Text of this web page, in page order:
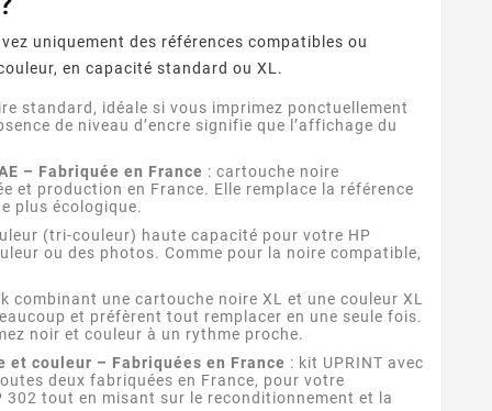
uniquement des références compatibles ou
en capacité standard ou XL.
standard, idéale si vous imprimez ponctuellement
de niveau d’encre signifie que l’affichage du
– Fabriquée en France : cartouche noire
et production en France. Elle remplace la référence
plus écologique.
(tri-couleur) haute capacité pour votre HP
ou des photos. Comme pour la noire compatible,
combinant une cartouche noire XL et une couleur XL
et préfèrent tout remplacer en une seule fois.
noir et couleur à un rythme proche.
et couleur – Fabriquées en France : kit UPRINT avec
deux fabriquées en France, pour votre
302 tout en misant sur le reconditionnement et la